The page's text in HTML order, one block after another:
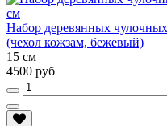
Набор деревянных
(чехол кожзам, бежевый)
15 см
4500 руб